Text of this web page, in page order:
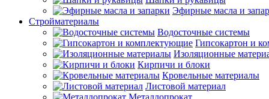
Эфирные масла и
Стройматериалы
Водосточные системы
Гипсокартон и
Изоляционные
Кирпичи и блоки
Кровельные материалы
Листовой материал
Металлопрокат